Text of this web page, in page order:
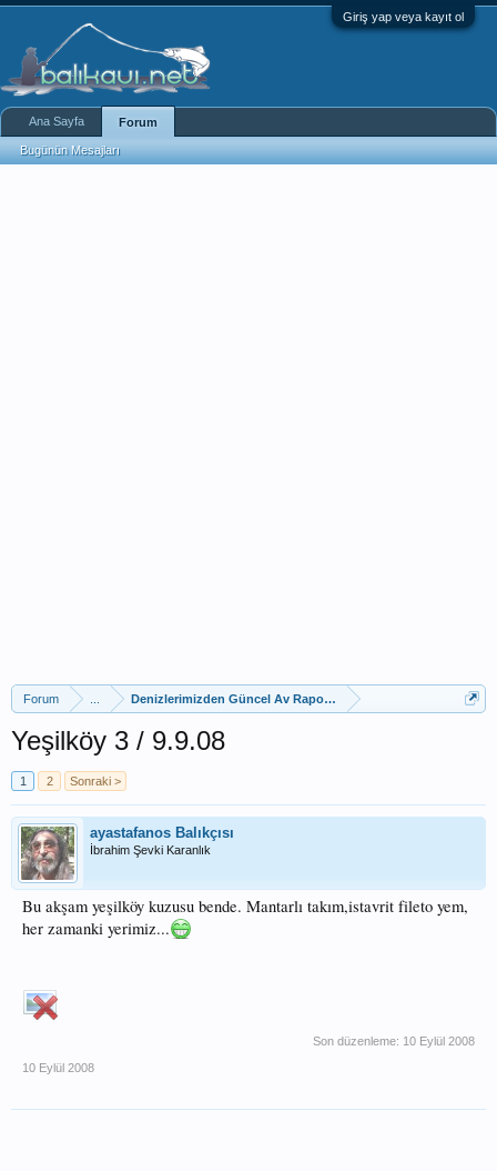
Giriş yap veya kayıt ol
Forum Denizlerimizden Güncel Av Raporları
Yeşilköy 3 / 9.9.08
1 2 Sonraki >
ayastafanos Balıkçısı
İbrahim Şevki Karanlık
Bu akşam yeşilköy kuzusu bende. Mantarlı takım,istavrit fileto yem,
her zamanki yerimiz...
Son düzenleme: 10 Eylül 2008
10 Eylül 2008
Ana Sayfa Forum
Bugünün Mesajları